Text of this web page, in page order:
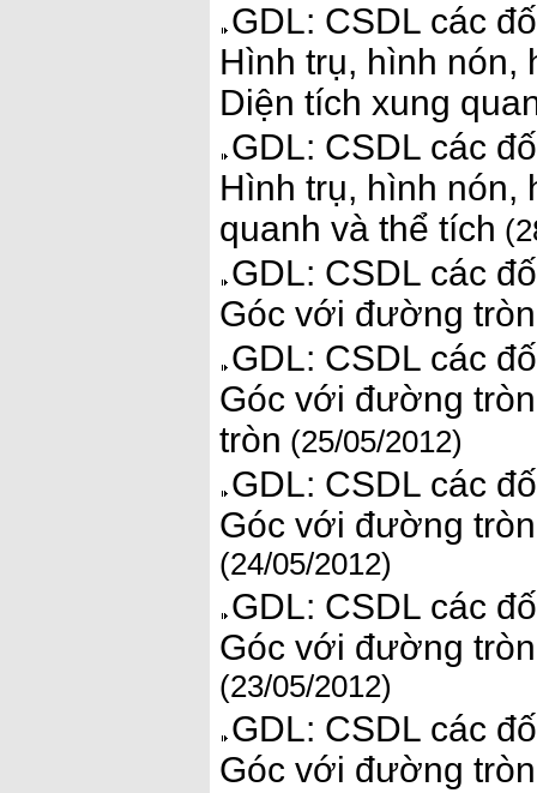
GDL: CSDL các
Hình trụ, hình nón,
Diện tích xung
GDL: CSDL các
Hình trụ, hình nón,
quanh và thể tích
GDL: CSDL các
Góc với đường
GDL: CSDL các
Góc với đường
tròn (25/05/2012)
GDL: CSDL các
Góc với đường
(24/05/2012)
GDL: CSDL các
Góc với đường
(23/05/2012)
GDL: CSDL các
Góc với đường